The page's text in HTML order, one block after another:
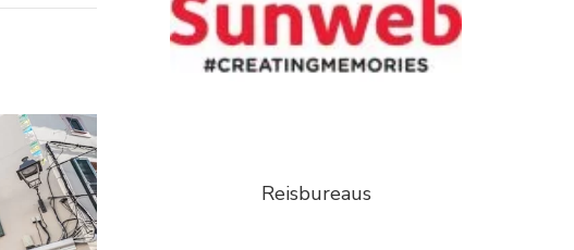
Reisbureaus